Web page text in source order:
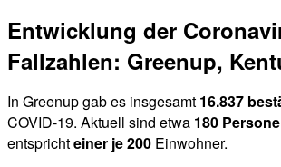
Entwicklung der
Fallzahlen: Greenup,
In Greenup gab es insgesamt 16.837
COVID-19. Aktuell sind etwa 180
entsprichteiner je 200 Einwohner.